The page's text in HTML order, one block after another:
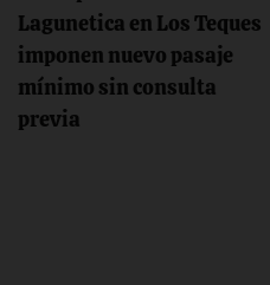
de
entradas
Lagunetica en Los Teques
imponen nuevo pasaje
mínimo sin consulta
previa